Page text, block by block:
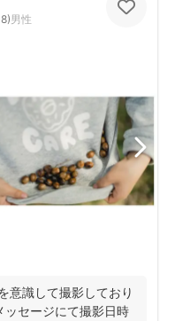
)男性
意識して撮影しており
セージにて撮影日時